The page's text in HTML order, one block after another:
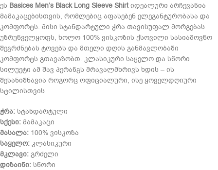
ეს Basices Men’s Black Long Sleeve Shirtიდეალური არჩევანია
მამაკაცებისთვის, რომლებიც აფასებენ ელეგანტურობასა და
კომფორტს. მისი სტანდარტული ჭრა თავისუფალ მორგებას
უზრუნველყოფს, ხოლო 100% ვისკოზის ქსოვილი სასიამოვნო
შეგრძნებას ტოვებს და მთელი დღის განმავლობაში
კომფორტს გთავაზობთ. კლასიკური საყელო და სწორი
სილუეტი ამ შავ პერანგს მრავალმხრივს ხდის – ის
შესანიშნავია როგორც ოფიციალური, ისე ყოველდღიური
სტილისთვის.
ჭრა: სტანდარტული
სქესი: მამაკაცი
მასალა: 100% ვისკოზა
საყელო: კლასიკური
მკლავი: გრძელი
დიზაინი: სწორი